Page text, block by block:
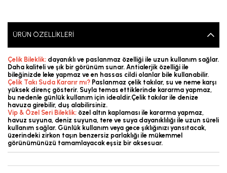
ÜRÜN ÖZELLIKLERI
Çelik Bileklik; dayanıklı ve paslanmaz özelliği ile uzun kullanım sağlar.
Daha kaliteli ve şık bir görünüm sunar. Antialerjik özelliği ile
bileğinizde leke yapmaz ve en hassas cildi olanlar bile kullanabilir.
Çelik Takı Suda Kararır mı? Paslanmaz çelik takılar, su ve neme karşı
yüksek direnç gösterir. Suyla temas ettiklerinde kararma yapmaz,
bu nedenle günlük kullanım için idealdir.Çelik takılar ile denize
havuza girebilir, duş alabilirsiniz.
Vip & Özel Seri Bileklik; özel altın kaplaması ile kararma yapmaz,
havuz suyuna, deniz suyuna, tere ve suya dayanıklılığı ile uzun süreli
kullanım sağlar. Günlük kullanım veya gece şıklığınızı yansıtacak,
üzerindeki zirkon taşın benzersiz parlaklığı ile mükemmel
görünümünüzü tamamlayacak eşsiz bir aksesuar.